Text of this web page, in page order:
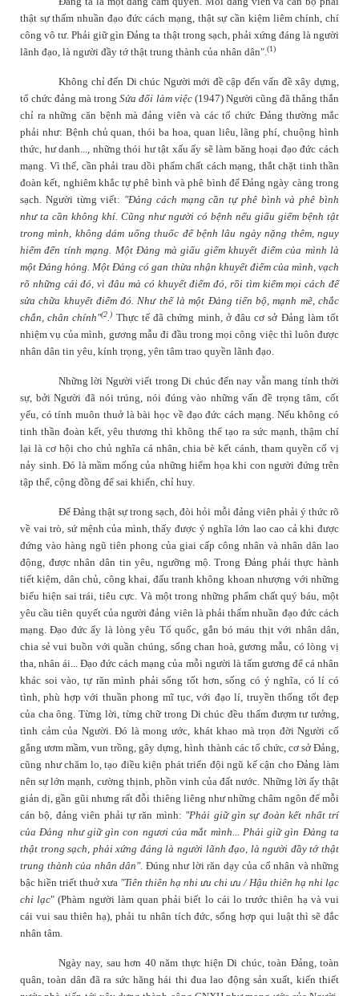
thật sự thấm nhuần đạo đức cách mạng, thật sự cần kiệm liêm chính, chí
công vô tư. Phải giữ gìn Đảng ta thật trong sạch, phải xứng đáng là người
lãnh đạo, là người đầy tớ thật trung thành của nhân dân".(1)
Không chỉ đến Di chúc Người mới đề cập đến vấn đề xây dựng,
tổ chức đảng mà trongSửa đổi làm việc (1947) Người cũng đã thẳng thắn
chỉ ra những căn bệnh mà đảng viên và các tổ chức Đảng thường mắc
phải như: Bệnh chủ quan, thói ba hoa, quan liêu, lãng phí, chuộng hình
thức, hư danh..., những thói hư tật xấu ấy sẽ làm băng hoại đạo đức cách
mạng. Vì thế, cần phải trau dồi phẩm chất cách mạng, thắt chặt tinh thần
đoàn kết, nghiêm khắc tự phê bình và phê bình để Đảng ngày càng trong
sạch. Người từng viết: "Đảng cách mạng cần tự phê bình và phê bình
như ta cần không khí. Cũng như người có bệnh nếu giấu giếm bệnh tật
trong mình, không dám uống thuốc để bệnh lâu ngày nặng thêm, nguy
hiểm đến tính mạng. Một Đảng mà giấu giếm khuyết điểm của mình là
một Đảng hỏng. Một Đảng có gan thừa nhận khuyết điểm của mình, vạch
rõ những cái đó, vì đâu mà có khuyết điểm đó, rồi tìm kiếm mọi cách để
sửa chữa khuyết điểm đó. Như thế là một Đảng tiến bộ, mạnh mẽ, chắc
chắn, chân chính"(2.) Thực tế đã chứng minh, ở đâu cơ sở Đảng làm tốt
nhiệm vụ của mình, gương mẫu đi đầu trong mọi công việc thì luôn được
nhân dân tin yêu, kính trọng, yên tâm trao quyền lãnh đạo.
Những lời Người viết trongDi chúcđến nay vẫn mang tính thời
sự, bởi Người đã nói trúng, nói đúng vào những vấn đề trọng tâm, cốt
yếu, có tính muôn thuở làbài học về đạo đức cách mạng. Nếu không có
tinh thần đoàn kết, yêu thương thì không thể tạo ra sức mạnh, thậm chí
lại là cơ hội cho chủ nghĩa cá nhân, chia bè kết cánh, tham quyền cố vị
nảy sinh. Đó là mầm mống của những hiểm họa khi con người đứng trên
tập thể, cộng đồng để sai khiến, chỉ huy.
Để Đảng thật sự trong sạch, đòi hỏi mỗi đảng viên phải ý thức rõ
về vai trò, sứ mệnh của mình, thấy được ý nghĩa lớn lao cao cả khi được
đứng vào hàng ngũ tiên phong của giai cấp công nhân và nhân dân lao
động, được nhân dân tin yêu, ngưỡng mộ. Trong Đảng phải thực hành
tiết kiệm, dân chủ, công khai, đấu tranh không khoan nhượng với những
biểu hiện sai trái, tiêu cực. Và một trong những phẩm chất quý báu, một
yêu cầu tiên quyết của người đảng viên là phải thấm nhuần đạo đức cách
mạng. Đạo đức ấy là lòng yêu Tổ quốc, gắn bó máu thịt với nhân dân,
chia sẻ vui buồn với quần chúng, sống chan hoà, gương mẫu, có lòng vị
tha, nhân ái... Đạo đức cách mạng của mỗi người là tấm gương để cá nhân
khác soi vào, tự răn mình phải sống tốt hơn, sống có ý nghĩa, có lí có
tình, phù hợp với thuần phong mĩ tục, với đạo lí, truyền thống tốt đẹp
của cha ông. Từng lời, từng chữ trong Di chúc đều thấm đượm tư tưởng,
tình cảm của Người. Đó là mong ước, khát khao mà trọn đời Người cố
gắng ươm mầm, vun trồng, gây dựng, hình thành các tổ chức, cơ sở Đảng,
cũng như chăm lo, tạo điều kiện phát triển đội ngũ kế cận cho Đảng làm
nên sự lớn mạnh, cường thịnh, phồn vinh của đất nước. Những lời ấy thật
giản dị, gần gũi nhưng rất đỗi thiêng liêng như những châm ngôn để mỗi
cán bộ, đảng viên phải tự răn mình: "Phải giữ gìn sự đoàn kết nhất trí
của Đảng như giữ gìn con ngươi của mắt mình... Phải giữ gìn Đảng ta
thật trong sạch, phải xứng đáng là người lãnh đạo, là người đầy tớ thật
trung thành của nhân dân". Đúng như lời răn dạy của cổ nhân và những
bậc hiền triết thuở xưa "Tiên thiên hạ nhi ưu chi ưu / Hậu thiên hạ nhi lạc
chi lạc" (Phàm người làm quan phải biết lo cái lo trước thiên hạ và vui
cái vui sau thiên hạ), phải tu nhân tích đức, sống hợp qui luật thì sẽ đắc
nhân tâm.
Ngày nay, sau hơn 40 năm thực hiệnDi chúc, toàn Đảng, toàn
quân, toàn dân đã ra sức hăng hái thi đua lao động sản xuất, kiến thiết